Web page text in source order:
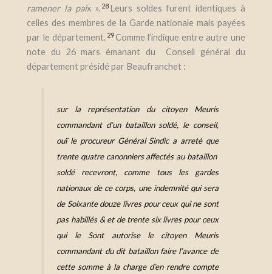
ramener la paix ». 28 Leurs soldes furent identiques à
celles des membres de la Garde nationale mais payées
par le département. 29Comme l’indique entre autre une
note du 26 mars émanant du Conseil général du
département présidé par Beaufranchet :
sur la représentation du citoyen Meuris
commandant d’un bataillon soldé, le conseil,
ouï le procureur Général Sindic a arreté que
trente quatre canonniers affectés au bataillon
soldé recevront, comme tous les gardes
nationaux de ce corps, une indemnité qui sera
de Soixante douze livres pour ceux qui ne sont
pas habillés & et de trente six livres pour ceux
qui le Sont autorise le citoyen Meuris
commandant du dit bataillon faire l’avance de
cette somme à la charge d’en rendre compte